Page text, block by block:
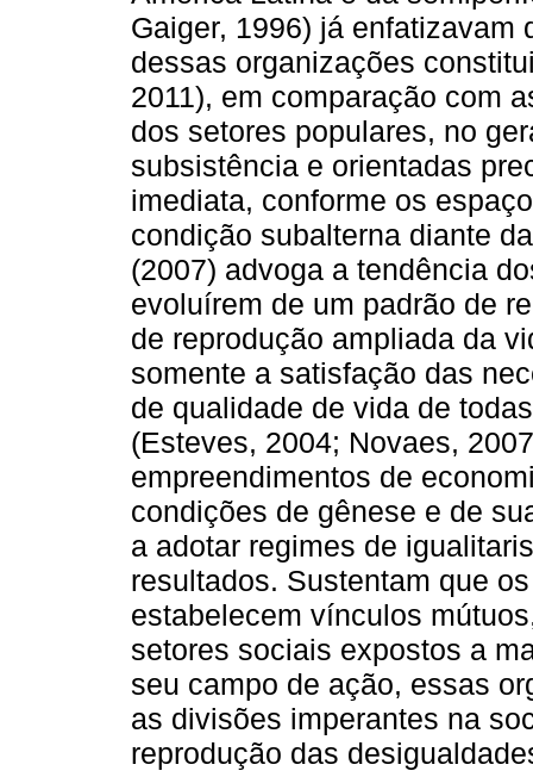
Gaiger, 1996) já enfatizavam
dessas organizações
2011), em comparação com
dos setores populares, no
subsistência e orientadas
imediata, conforme os
condição subalterna diante
(2007) advoga a tendência
evoluírem de um padrão de
de reprodução ampliada da
somente a satisfação das
de qualidade de vida de
(Esteves, 2004; Novaes,
empreendimentos de
condições de gênese e de
a adotar regimes de
resultados. Sustentam que
estabelecem vínculos
setores sociais expostos a
seu campo de ação, essas
as divisões imperantes na
reprodução das